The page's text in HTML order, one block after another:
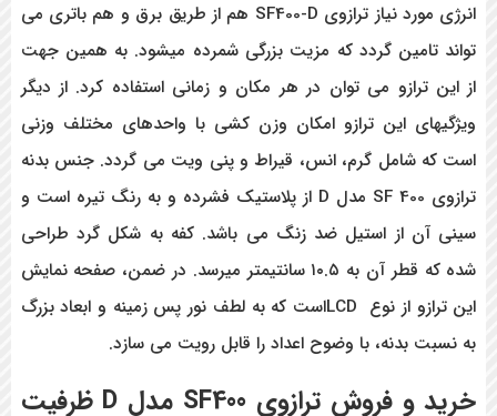
انرژی مورد نیاز ترازوی SF400-D هم از طریق برق و هم باتری می
تواند تامین گردد که مزیت بزرگی شمرده میشود. به همین جهت
از این ترازو می توان در هر مکان و زمانی استفاده کرد. از دیگر
ویژگیهای این ترازو امکان وزن کشی با واحدهای مختلف وزنی
است که شامل گرم، انس، قیراط و پنی ویت می گردد. جنس بدنه
ترازوی SF 400 مدل D از پلاستیک فشرده و به رنگ تیره است و
سینی آن از استیل ضد زنگ می باشد. کفه به شکل گرد طراحی
شده که قطر آن به ۱۰.۵ سانتیمتر میرسد. در ضمن، صفحه نمایش
این ترازو از نوع LCDاست که به لطف نور پس زمینه و ابعاد بزرگ
به نسبت بدنه، با وضوح اعداد را قابل رویت می سازد.
خرید و فروش ترازوی SF400 مدل D ظرفیت